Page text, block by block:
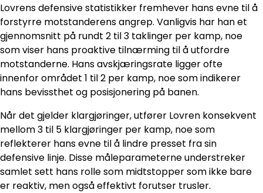
Lovrens defensive statistikker fremhever hans evne til å
forstyrre motstanderens angrep. Vanligvis har han et
gjennomsnitt på rundt 2 til 3 taklinger per kamp, noe
som viser hans proaktive tilnærming til å utfordre
motstanderne. Hans avskjæringsrate ligger ofte
innenfor området 1 til 2 per kamp, noe som indikerer
hans bevissthet og posisjonering på banen.
Når det gjelder klargjøringer, utfører Lovren konsekvent
mellom 3 til 5 klargjøringer per kamp, noe som
reflekterer hans evne til å lindre presset fra sin
defensive linje. Disse måleparameterne understreker
samlet sett hans rolle som midtstopper som ikke bare
er reaktiv, men også effektivt forutser trusler.